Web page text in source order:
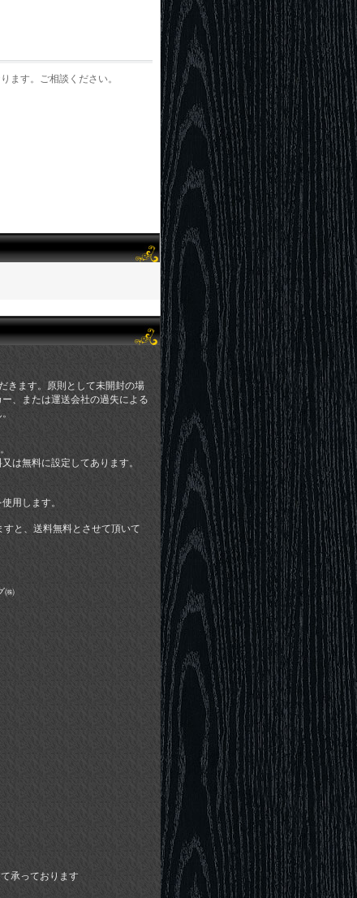
ます。ご相談ください。
きます。原則として未開封の場
、または運送会社の過失による
は無料に設定してあります。
用します。
と、送料無料とさせて頂いて
㈱
承っております